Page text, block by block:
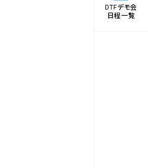
DTFデモ会
日程一覧